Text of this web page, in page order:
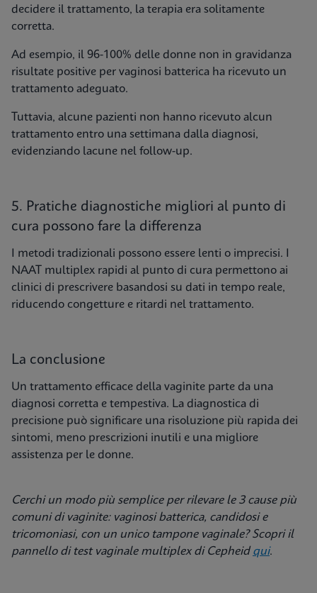
decidere il trattamento, la terapia era solitamente
corretta.
Ad esempio, il 96-100% delle donne non in gravidanza
risultate positive per vaginosi batterica ha ricevuto un
trattamento adeguato.
Tuttavia, alcune pazienti non hanno ricevuto alcun
trattamento entro una settimana dalla diagnosi,
evidenziando lacune nel follow-up.
5. Pratiche diagnostiche migliori al punto di
cura possono fare la differenza
I metodi tradizionali possono essere lenti o imprecisi. I
NAAT multiplex rapidi al punto di cura permettono ai
clinici di prescrivere basandosi su dati in tempo reale,
riducendo congetture e ritardi nel trattamento.
La conclusione
Un trattamento efficace della vaginite parte da una
diagnosi corretta e tempestiva. La diagnostica di
precisione può significare una risoluzione più rapida dei
sintomi, meno prescrizioni inutili e una migliore
assistenza per le donne.
Cerchi un modo più semplice per rilevare le 3 cause più
comuni di vaginite: vaginosi batterica, candidosi e
tricomoniasi, con un unico tampone vaginale? Scopri il
pannello di test vaginale multiplex di Cepheid qui.